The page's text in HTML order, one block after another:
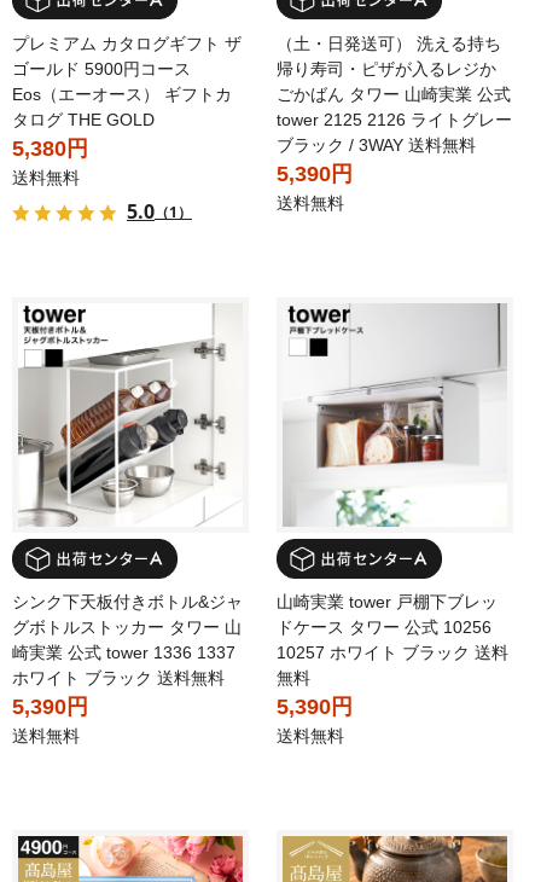
プレミアム カタログギフト ザ
ゴールド 5900円コース
Eos（エーオース） ギフトカ
タログ THE GOLD
5,380円
送料無料
5.0 （1）
（土・日発送可） 洗える持ち
帰り寿司・ピザが入るレジか
ごかばん タワー 山崎実業 公式
tower 2125 2126 ライトグレー
ブラック / 3WAY 送料無料
5,390円
送料無料
シンク下天板付きボトル&ジャ
グボトルストッカー タワー 山
崎実業 公式 tower 1336 1337
ホワイト ブラック 送料無料
5,390円
送料無料
山崎実業 tower 戸棚下ブレッ
ドケース タワー 公式 10256
10257 ホワイト ブラック 送料
無料
5,390円
送料無料